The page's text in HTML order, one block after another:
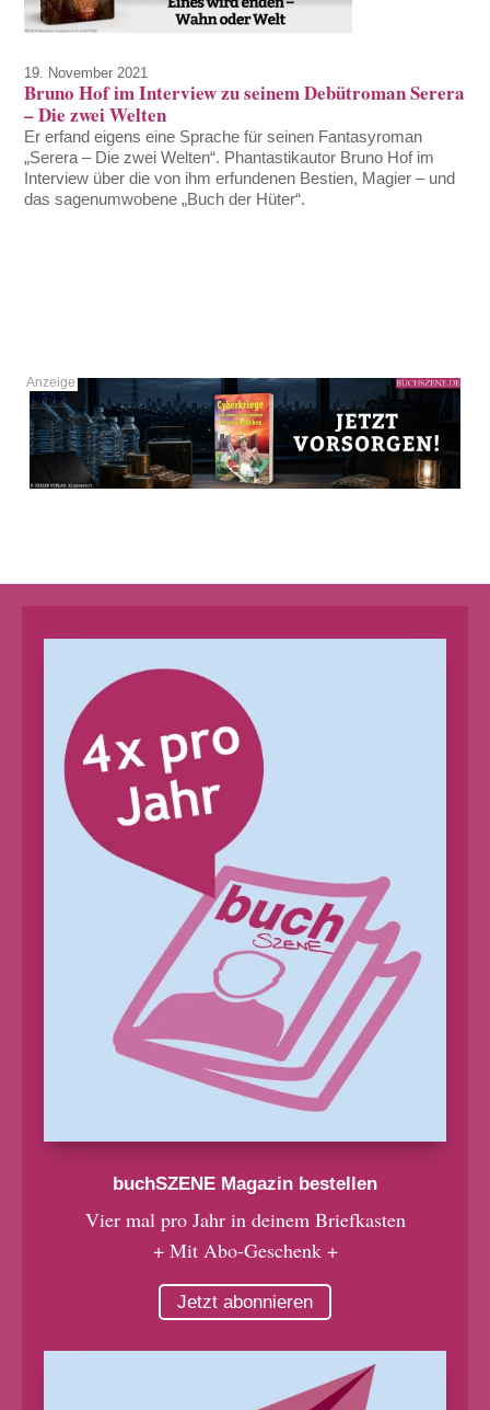
19. November 2021
Bruno Hof im Interview zu seinem Debütroman Serera
– Die zwei Welten
Er erfand eigens eine Sprache für seinen Fantasyroman
„Serera – Die zwei Welten“. Phantastikautor Bruno Hof im
Interview über die von ihm erfundenen Bestien, Magier – und
das sagenumwobene „Buch der Hüter“.
buchSZENE Magazin bestellen
Vier mal pro Jahr in deinem Briefkasten
+ Mit Abo-Geschenk +
Jetzt abonnieren